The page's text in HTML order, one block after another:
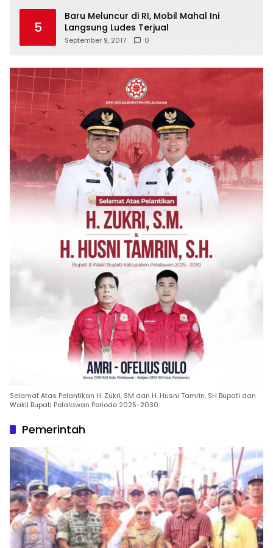
5
Baru Meluncur di RI, Mobil Mahal Ini
Langsung Ludes Terjual
September 9, 2017 0
Selamat Atas Pelantikan H. Zukri, SM dan H. Husni Tamrin, SH Bupati dan
Wakil Bupati Pelalawan Periode 2025-2030
Pemerintah